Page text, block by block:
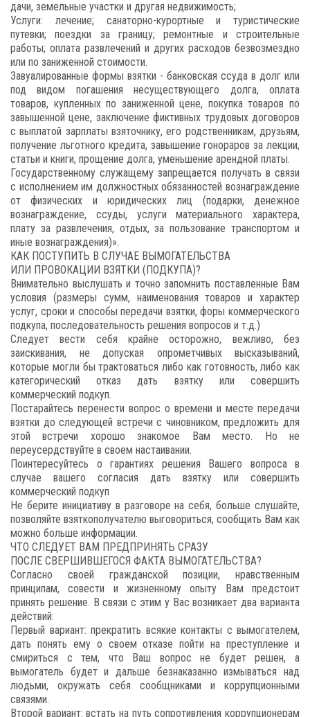
дачи, земельные участки и другая недвижимость;
Услуги: лечение; санаторно-курортные и туристические
путевки; поездки за границу; ремонтные и строительные
работы; оплата развлечений и других расходов безвозмездно
или по заниженной стоимости.
Завуалированные формы взятки - банковская ссуда в долг или
под видом погашения несуществующего долга, оплата
товаров, купленных по заниженной цене, покупка товаров по
завышенной цене, заключение фиктивных трудовых договоров
с выплатой зарплаты взяточнику, его родственникам, друзьям,
получение льготного кредита, завышение гонораров за лекции,
статьи и книги, прощение долга, уменьшение арендной платы.
Государственному служащему запрещается получать в связи
с исполнением им должностных обязанностей вознаграждение
от физических и юридических лиц (подарки, денежное
вознаграждение, ссуды, услуги материального характера,
плату за развлечения, отдых, за пользование транспортом и
иные вознаграждения)».
КАК ПОСТУПИТЬ В СЛУЧАЕ ВЫМОГАТЕЛЬСТВА
ИЛИ ПРОВОКАЦИИ ВЗЯТКИ (ПОДКУПА)?
Внимательно выслушать и точно запомнить поставленные Вам
условия (размеры сумм, наименования товаров и характер
услуг, сроки и способы передачи взятки, форы коммерческого
подкупа, последовательность решения вопросов и т.д.)
Следует вести себя крайне осторожно, вежливо, без
заискивания, не допуская опрометчивых высказываний,
которые могли бы трактоваться либо как готовность, либо как
категорический отказ дать взятку или совершить
коммерческий подкуп.
Постарайтесь перенести вопрос о времени и месте передачи
взятки до следующей встречи с чиновником, предложить для
этой встречи хорошо знакомое Вам место. Но не
переусердствуйте в своем настаивании.
Поинтересуйтесь о гарантиях решения Вашего вопроса в
случае вашего согласия дать взятку или совершить
коммерческий подкуп
Не берите инициативу в разговоре на себя, больше слушайте,
позволяйте взяткополучателю выговориться, сообщить Вам как
можно больше информации.
ЧТО СЛЕДУЕТ ВАМ ПРЕДПРИНЯТЬ СРАЗУ
ПОСЛЕ СВЕРШИВШЕГОСЯ ФАКТА ВЫМОГАТЕЛЬСТВА?
Согласно своей гражданской позиции, нравственным
принципам, совести и жизненному опыту Вам предстоит
принять решение. В связи с этим у Вас возникает два варианта
действий:
Первый вариант: прекратить всякие контакты с вымогателем,
дать понять ему о своем отказе пойти на преступление и
смириться с тем, что Ваш вопрос не будет решен, а
вымогатель будет и дальше безнаказанно измываться над
людьми, окружать себя сообщниками и коррупционными
связями.
Второй вариант: встать на путь сопротивления коррупционерам